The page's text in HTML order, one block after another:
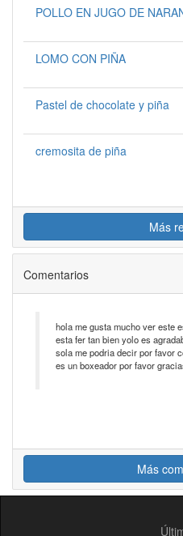
POLLO EN JUGO DE
LOMO CON PIÑA
Pastel de chocolate y piña
cremosita de piña
Más
Comentarios
hola me gusta mucho ver este
esta fer tan bien yolo es
sola me podria decir por favor
es un boxeador por favor
Más